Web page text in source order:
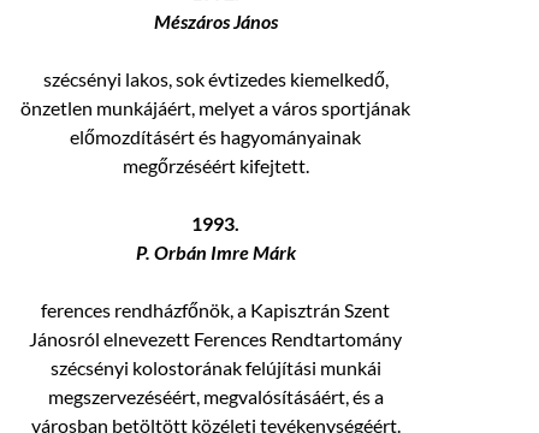
Mészáros János
szécsényi lakos, sok évtizedes kiemelkedő,
önzetlen munkájáért, melyet a város sportjának
előmozdításért és hagyományainak
megőrzéséért kifejtett.
1993.
P. Orbán Imre Márk
ferences rendházfőnök, a Kapisztrán Szent
Jánosról elnevezett Ferences Rendtartomány
szécsényi kolostorának felújítási munkái
megszervezéséért, megvalósításáért, és a
városban betöltött közéleti tevékenységéért.